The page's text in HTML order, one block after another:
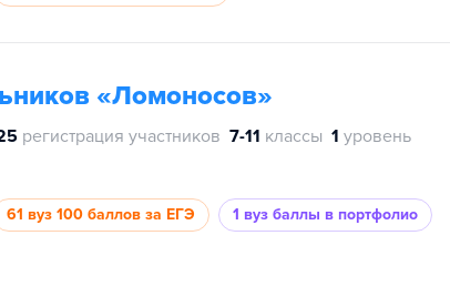
«Ломоносов»
регистрация участников 7-11 классы 1 уровень
61 вуз 100 баллов за ЕГЭ 1 вуз баллы в портфолио